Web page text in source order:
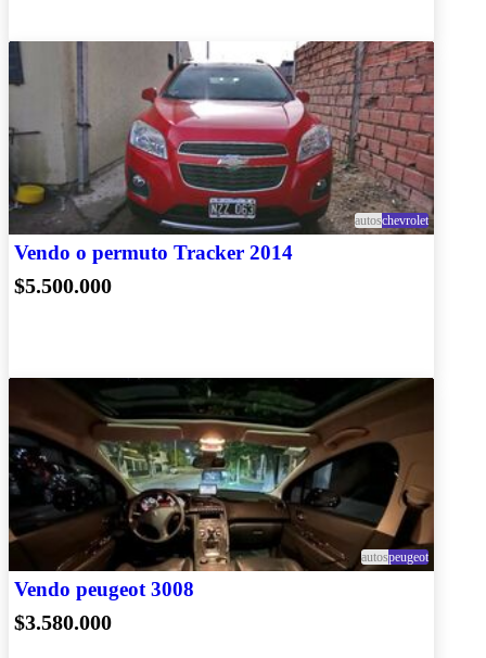
autoschevrolet
Vendo o permuto Tracker 2014
$5.500.000
autospeugeot
Vendo peugeot 3008
$3.580.000